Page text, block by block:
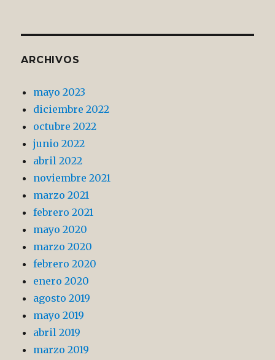
ARCHIVOS
mayo 2023
diciembre 2022
octubre 2022
junio 2022
abril 2022
noviembre 2021
marzo 2021
febrero 2021
mayo 2020
marzo 2020
febrero 2020
enero 2020
agosto 2019
mayo 2019
abril 2019
marzo 2019